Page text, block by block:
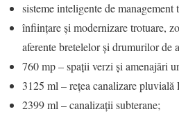
sisteme inteligente de management
înființare și modernizare trotuare,
aferente bretelelor și drumurilor de
760 mp – spații verzi și amenajări
3125 ml – rețea canalizare
2399 ml – canalizații subterane;